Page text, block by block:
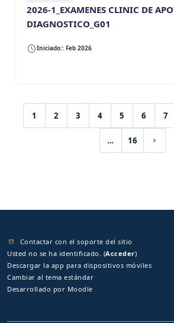
2026-1_EXAMENES CLINIC DE
DIAGNOSTICO_G01
Iniciado:: Feb 2026
1
(current)
2 3 4 5 6 7
… 16
Contactar con el soporte del sitio
Usted no se ha identificado. (Acceder)
Descargar la app para dispositivos móviles
Cambiar al tema estándar
Desarrollado por Moodle